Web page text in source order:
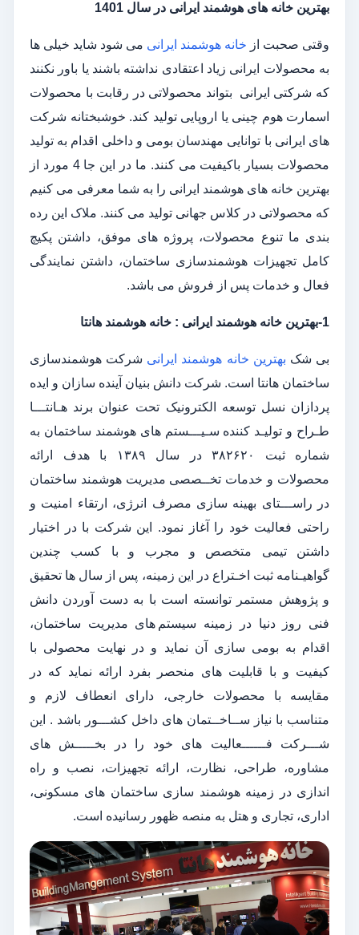
بهترین خانه های هوشمند ایرانی در سال 1401
وقتی صحبت از خانه هوشمند ایرانی می شود شاید خیلی ها
به محصولات ایرانی زیاد اعتقادی نداشته باشند یا باور نکنند
که شرکتی ایرانی بتواند محصولاتی در رقابت با محصولات
اسمارت هوم چینی یا اروپایی تولید کند. خوشبختانه شرکت
های ایرانی با توانایی مهندسان بومی و داخلی اقدام به تولید
محصولات بسیار باکیفیت می کنند. ما در این جا 4 مورد از
بهترین خانه های هوشمند ایرانی را به شما معرفی می کنیم
که محصولاتی در کلاس جهانی تولید می کنند. ملاک این رده
بندی ما تنوع محصولات، پروژه های موفق، داشتن پکیچ
کامل تجهیزات هوشمندسازی ساختمان، داشتن نمایندگی
فعال و خدمات پس از فروش می باشد.
1-بهترین خانه هوشمند ایرانی : خانه هوشمند هانتا
بی شک بهترین خانه هوشمند ایرانی شرکت هوشمندسازی
ساختمان هانتا است. شرکت دانش بنیان آینده سازان و ایده
پردازان نسل توسعه الکترونیک تحت عنوان برند هـانتـــا
طـراح و تولیـد کننده سـیـــستم های هوشمند ساختمان به
شماره ثبت ۳۸۲۶۲۰ در سال ۱۳۸۹ با هدف ارائه
محصولات و خدمات تخــصصی مدیریت هوشمند ساختمان
در راســـتای بهینه سازی مصرف انرژی، ارتقاء امنیت و
راحتی فعالیت خود را آغاز نمود. این شرکت با در اختیار
داشتن تیمی متخصص و مجرب و با کسب چندین
گواهیـنامه ثبت اخـتراع در این زمینه، پس از سال ها تحقیق
و پژوهش مستمر توانسته است با به دست آوردن دانش
فنی روز دنیا در زمینه سیستم های مدیریت ساختمان،
اقدام به بومی سازی آن نماید و در نهایت محصولی با
کیفیت و با قابلیت های منحصر بفرد ارائه نماید که در
مقایسه با محصولات خارجی، دارای انعطاف لازم و
متناسب با نیاز ســاخــتمان های داخل کشـــور باشد . این
شـــرکت فــــــعالیت های خود را در بخـــــش های
مشاوره، طراحی، نظارت، ارائه تجهیزات، نصب و راه
اندازی در زمینه هوشمند سازی ساختمان های مسکونی،
اداری، تجاری و هتل به منصه ظهور رسانیده است.